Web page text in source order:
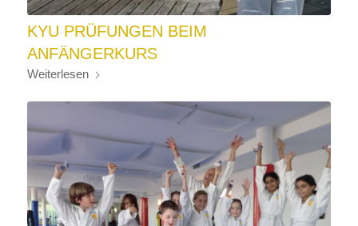
KYU PRÜFUNGEN BEIM
ANFÄNGERKURS
Weiterlesen